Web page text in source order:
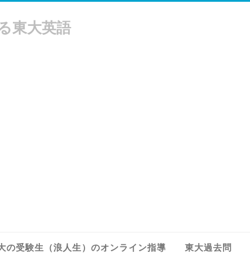
東大英語
の受験生（浪人生）のオンライン指導 東大過去問